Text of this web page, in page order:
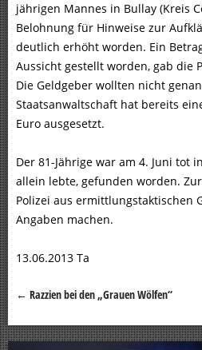
jährigen Mannes in Bullay (Kreis
Belohnung für Hinweise zur
deutlich erhöht worden. Ein
Aussicht gestellt worden, gab die
Die Geldgeber wollten nicht
Staatsanwaltschaft hat bereits
Euro ausgesetzt.
Der 81-Jährige war am 4. Juni tot
allein lebte, gefunden worden.
Polizei aus ermittlungstaktischen
Angaben machen.
13.06.2013 Ta
Beitragsnavigation
← Razzien bei den „Grauen Wölfen“